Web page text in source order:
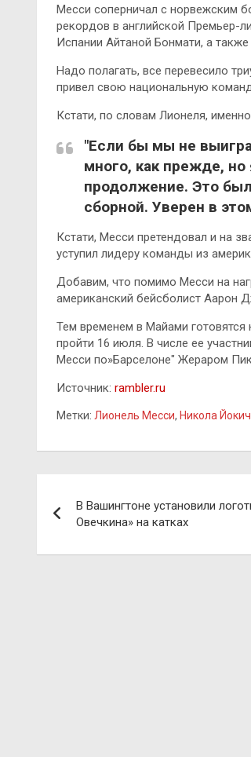
Месси соперничал с норвежским
рекордов в английской Премьер-
Испании Айтаной Бонмати, а
Надо полагать, все перевесило
привел свою национальную
Кстати, по словам Лионеля,
"Если бы мы не
много, как прежде,
продолжение. Это
сборной. Уверен в
Кстати, Месси претендовал и на
уступил лидеру команды из
Добавим, что помимо Месси на
американский бейсболист Аарон
Тем временем в Майами
пройти 16 июля. В числе ее
Месси по»Барселоне" Жераром
Источник: rambler.ru
Метки: Лионель Месси, Никола Йокич
по
записям
В Вашингтоне установили
Овечкина» на катках